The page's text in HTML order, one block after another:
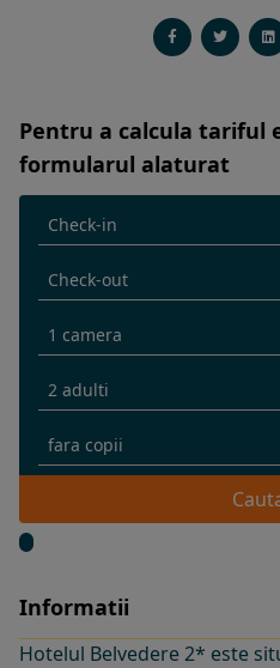
Pentru a calcula tariful
formularul alaturat
Informatii
Hotelul Belvedere 2* este